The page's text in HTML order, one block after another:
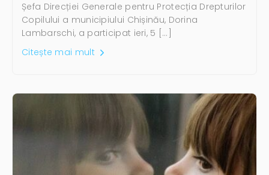
Șefa Direcției Generale pentru Protecția Drepturilor
Copilului a municipiului Chișinău, Dorina
Lambarschi, a participat ieri, 5 […]
Citește mai mult